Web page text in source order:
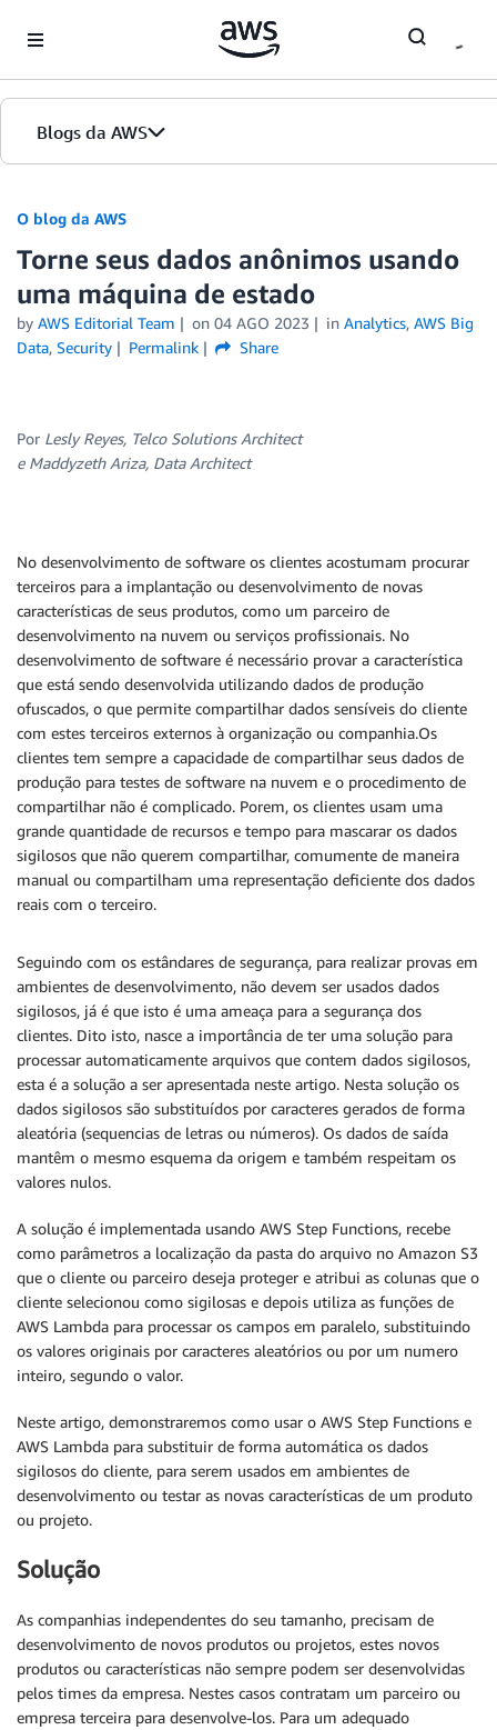
Blogs da AWS
Página inicial
Edições
O blog da AWS
Torne seus dados anônimos usando
uma máquina de estado
by AWS Editorial Team on 04 AGO 2023 in Analytics, AWS Big
Data, Security Permalink Share
Por Lesly Reyes, Telco Solutions Architect
e Maddyzeth Ariza, Data Architect
No desenvolvimento de software os clientes acostumam procurar
terceiros para a implantação ou desenvolvimento de novas
características de seus produtos, como um parceiro de
desenvolvimento na nuvem ou serviços profissionais. No
desenvolvimento de software é necessário provar a característica
que está sendo desenvolvida utilizando dados de produção
ofuscados, o que permite compartilhar dados sensíveis do cliente
com estes terceiros externos à organização ou companhia.Os
clientes tem sempre a capacidade de compartilhar seus dados de
produção para testes de software na nuvem e o procedimento de
compartilhar não é complicado. Porem, os clientes usam uma
grande quantidade de recursos e tempo para mascarar os dados
sigilosos que não querem compartilhar, comumente de maneira
manual ou compartilham uma representação deficiente dos dados
reais com o terceiro.
Seguindo com os estândares de segurança, para realizar provas em
ambientes de desenvolvimento, não devem ser usados dados
sigilosos, já é que isto é uma ameaça para a segurança dos
clientes. Dito isto, nasce a importância de ter uma solução para
processar automaticamente arquivos que contem dados sigilosos,
esta é a solução a ser apresentada neste artigo. Nesta solução os
dados sigilosos são substituídos por caracteres gerados de forma
aleatória (sequencias de letras ou números). Os dados de saída
mantêm o mesmo esquema da origem e também respeitam os
valores nulos.
A solução é implementada usando AWS Step Functions, recebe
como parâmetros a localização da pasta do arquivo no Amazon S3
que o cliente ou parceiro deseja proteger e atribui as colunas que o
cliente selecionou como sigilosas e depois utiliza as funções de
AWS Lambda para processar os campos em paralelo, substituindo
os valores originais por caracteres aleatórios ou por um numero
inteiro, segundo o valor.
Neste artigo, demonstraremos como usar o AWS Step Functions e
AWS Lambda para substituir de forma automática os dados
sigilosos do cliente, para serem usados em ambientes de
desenvolvimento ou testar as novas características de um produto
ou projeto.
Solução
As companhias independentes do seu tamanho, precisam de
desenvolvimento de novos produtos ou projetos, estes novos
produtos ou características não sempre podem ser desenvolvidas
pelos times da empresa. Nestes casos contratam um parceiro ou
empresa terceira para desenvolve-los. Para um adequado